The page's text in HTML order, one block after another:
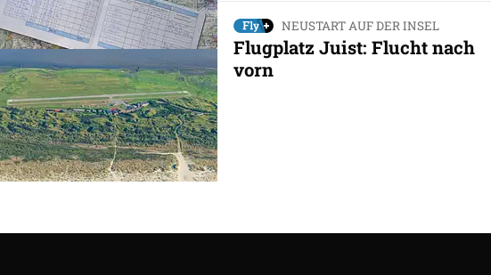
NEUSTART AUF DER INSEL
Flugplatz Juist: Flucht nach
vorn